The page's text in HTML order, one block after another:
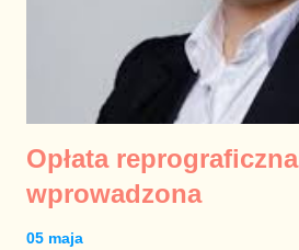
Opłata reprograficzna
wprowadzona
05 maja